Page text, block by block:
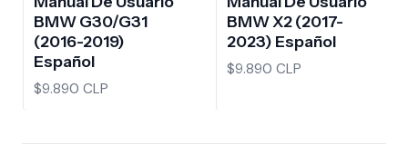
BMW G30/G31
(2016-2019)
Español
$9.890 CLP
BMW X2 (2017-
2023) Español
$9.890 CLP